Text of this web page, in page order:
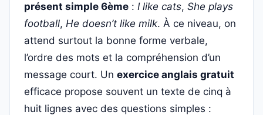
présent simple 6ème : I like cats, She plays
football, He doesn’t like milk. À ce niveau, on
attend surtout la bonne forme verbale,
l’ordre des mots et la compréhension d’un
message court. Un exercice anglais gratuit
efficace propose souvent un texte de cinq à
huit lignes avec des questions simples :